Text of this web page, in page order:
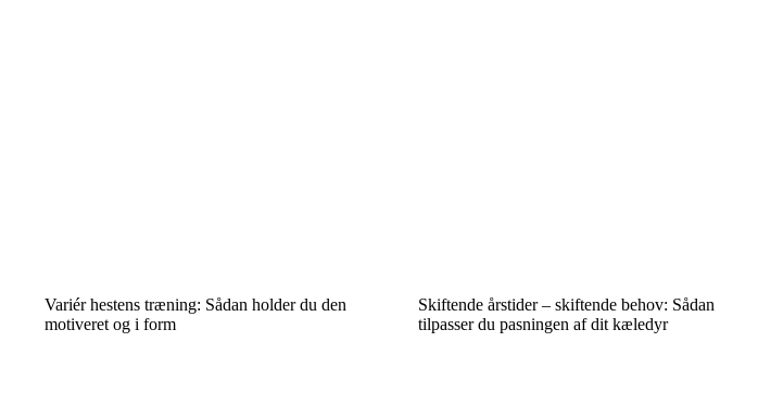
Variér hestens træning: Sådan holder du den
motiveret og i form
Skiftende årstider – skiftende behov: Sådan
tilpasser du pasningen af dit kæledyr